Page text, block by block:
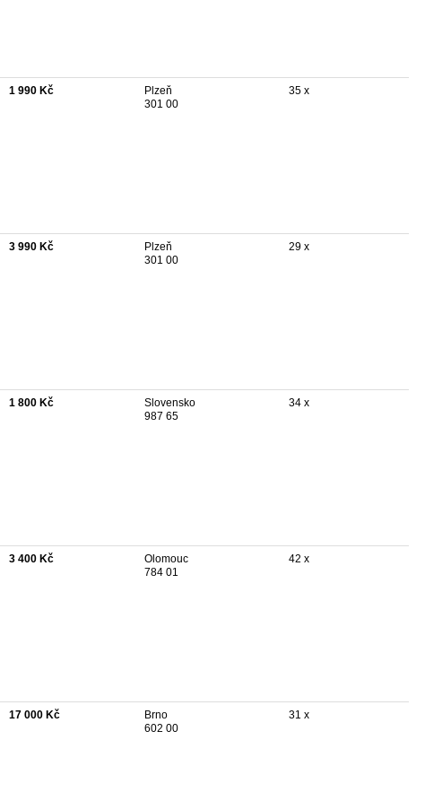
1 990 Kč
Plzeň
301 00
35 x
3 990 Kč
Plzeň
301 00
29 x
1 800 Kč
Slovensko
987 65
34 x
3 400 Kč
Olomouc
784 01
42 x
17 000 Kč
Brno
602 00
31 x